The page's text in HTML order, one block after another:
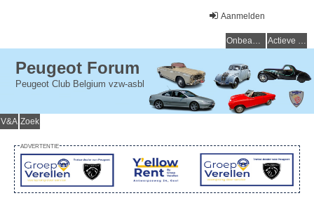
Aanmelden
Onbeantwoorde onderwerpen Actieve onderwerpen
Peugeot Forum
Peugeot Club Belgium vzw-asbl
V&A Zoek
ADVERTENTIE